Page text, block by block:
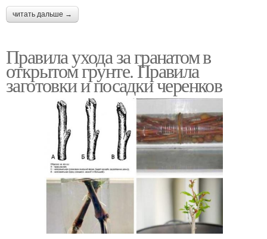
читать дальше →
Правила ухода за гранатом в
открытом грунте. Правила
заготовки и посадки черенков